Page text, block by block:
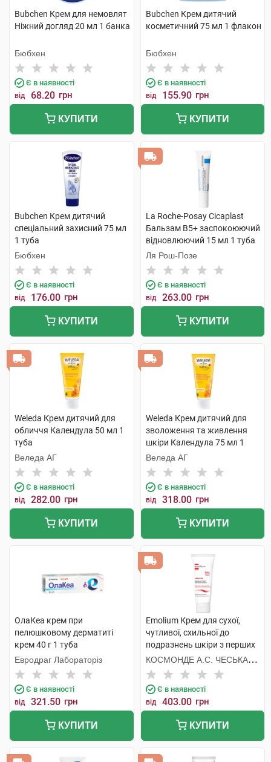
Bubchen Крем для немовлят
Ніжний догляд 20 мл 1 банка
Бюбхен
Є в наявності
від 68.20 грн
КУПИТИ
Bubchen Крем дитячий
косметичний 75 мл 1 флакон
Бюбхен
Є в наявності
від 155.90 грн
КУПИТИ
Bubchen Крем дитячий
спеціальний захисний 75 мл
1 туба
Бюбхен
Є в наявності
від 176.00 грн
КУПИТИ
La Roche-Posay Cicaplast
Бальзам B5+ заспокоюючий
відновлюючий 15 мл 1 туба
Ля Рош-Позе
Є в наявності
від 263.00 грн
КУПИТИ
Weleda Крем дитячий для
обличчя Календула 50 мл 1
туба
Веледа АГ
Є в наявності
від 282.00 грн
КУПИТИ
Weleda Крем дитячий для
зволоження та живлення
шкіри Календула 75 мл 1
туба
Веледа АГ
Є в наявності
від 318.00 грн
КУПИТИ
ОлаКеа крем при
пелюшковому дерматиті
крем 40 г 1 туба
Евродраг Лабораторіз
Є в наявності
від 321.50 грн
КУПИТИ
Emolium Крем для сухої,
чутливої, схильної до
подразнень шкіри з перших
днів життя 75 мл 1 туба
КОСМОНДЕ А.С. ЧЕСЬКА
РЕСПУБЛІКА
Є в наявності
від 403.00 грн
КУПИТИ